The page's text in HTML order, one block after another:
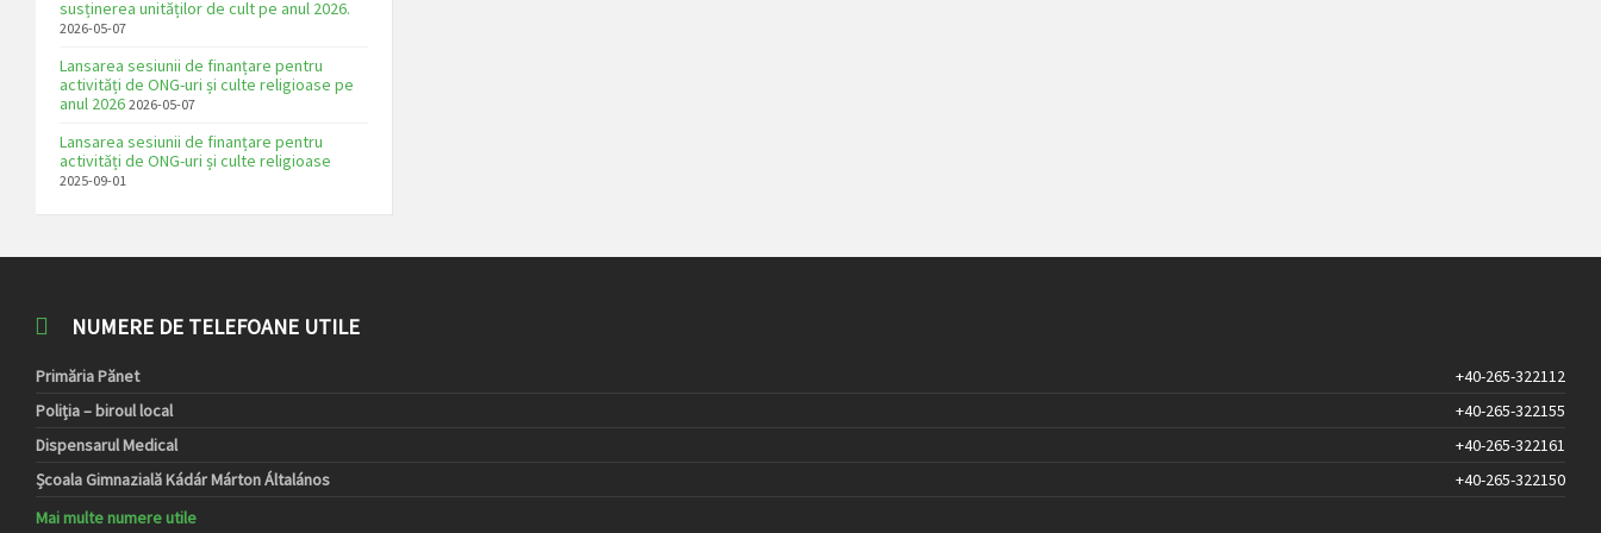
susținerea unităților de cult pe anul 2026.
2026-05-07
Lansarea sesiunii de finanțare pentru
activități de ONG-uri și culte religioase pe
anul 2026 2026-05-07
Lansarea sesiunii de finanțare pentru
activități de ONG-uri și culte religioase
2025-09-01
NUMERE DE TELEFOANE UTILE
Primăria Pănet
+40-265-322112
Poliția – biroul local
+40-265-322155
Dispensarul Medical
+40-265-322161
Școala Gimnazială Kádár Márton Általános
+40-265-322150
Mai multe numere utile